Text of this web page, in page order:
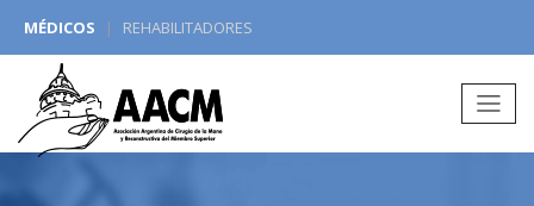
MÉDICOS | REHABILITADORES